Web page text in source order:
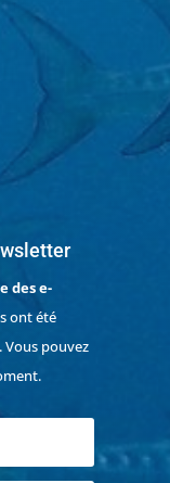
des e-
ont été
pouvez